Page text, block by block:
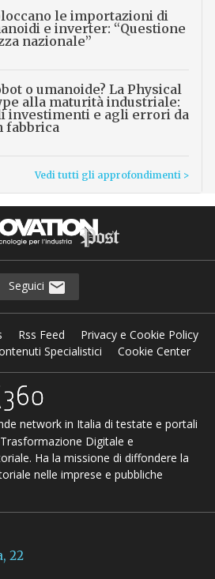
le importazioni di
e inverter: “Questione
nazionale”
o umanoide? La Physical
alla maturità industriale:
investimenti e agli errori da
fabbrica
Vedi tutti gli approfondimenti >
Seguici
Rss Feed
Privacy e Cookie Policy
Specialistici
Cookie Center
network in Italia di testate e portali
Digitale e
Ha la missione di diffondere la
nelle imprese e pubbliche
22